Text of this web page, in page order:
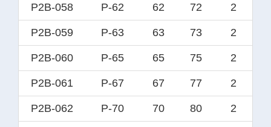
P2B-058 P-62 62 72 2
P2B-059 P-63 63 73 2
P2B-060 P-65 65 75 2
P2B-061 P-67 67 77 2
P2B-062 P-70 70 80 2